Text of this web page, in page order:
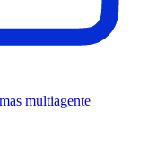
multiagente